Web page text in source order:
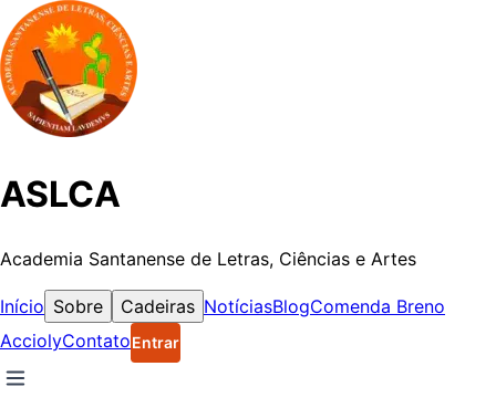
ASLCA
Academia Santanense de Letras, Ciências e Artes
Início Sobre Cadeiras NotíciasBlogComenda Breno
AcciolyContatoEntrar